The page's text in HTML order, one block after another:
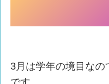
3月は学年の境目な